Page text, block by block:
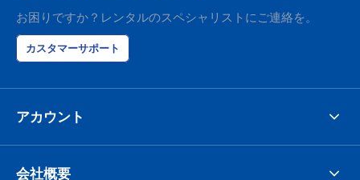
お困りですか？レンタルのスペシャリストにご連絡を。
カスタマーサポート
アカウント
会社概要